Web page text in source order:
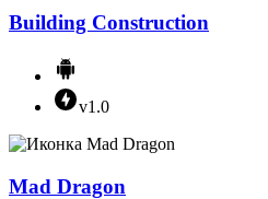
Building Construction
v1.0
Mad Dragon